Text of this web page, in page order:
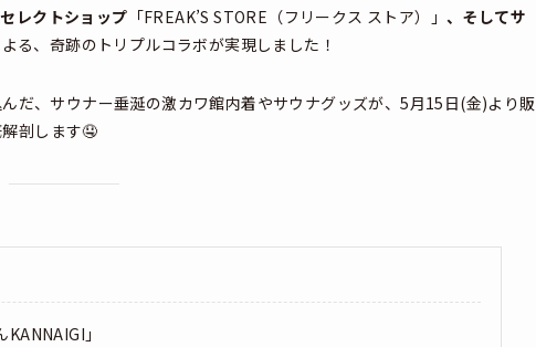
レクトショップ 「FREAK’S STORE（フリークス ストア）」、そしてサ
る、奇跡のトリプルコラボが実現しました！
だ、サウナー垂涎の激カワ館内着やサウナグッズが、5月15日(金)より販
剖します🤤
」